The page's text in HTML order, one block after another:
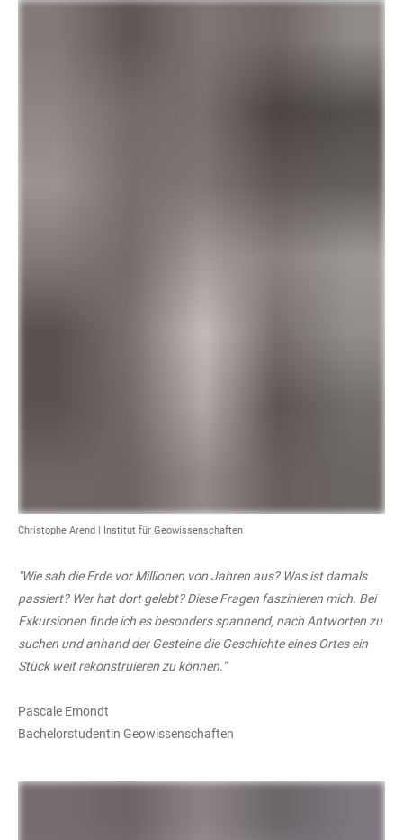
Christophe Arend | Institut für Geowissenschaften
"Wie sah die Erde vor Millionen von Jahren aus? Was ist damals
passiert? Wer hat dort gelebt? Diese Fragen faszinieren mich. Bei
Exkursionen finde ich es besonders spannend, nach Antworten zu
suchen und anhand der Gesteine die Geschichte eines Ortes ein
Stück weit rekonstruieren zu können."
Pascale Emondt
Bachelorstudentin Geowissenschaften